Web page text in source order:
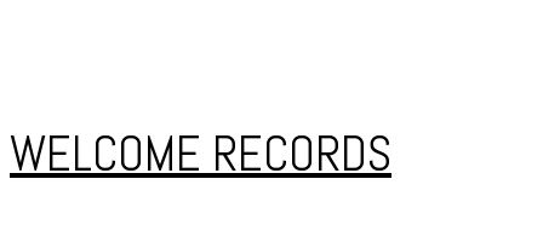
WELCOME RECORDS